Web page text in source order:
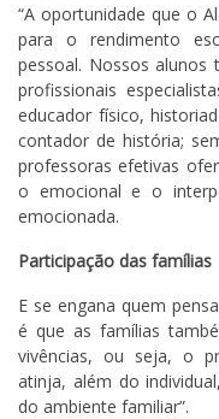
“A oportunidade que o
para o rendimento
pessoal. Nossos alunos
profissionais
educador físico,
contador de história;
professoras efetivas
o emocional e o
emocionada.
Participação das famílias
E se engana quem
é que as famílias
vivências, ou seja, o
atinja, além do
do ambiente familiar”.